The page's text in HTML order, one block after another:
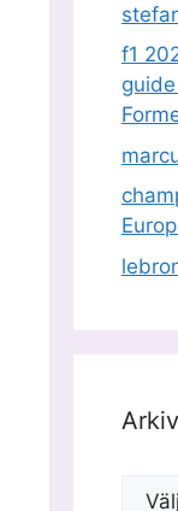
f1
Arkiv
Arkiv